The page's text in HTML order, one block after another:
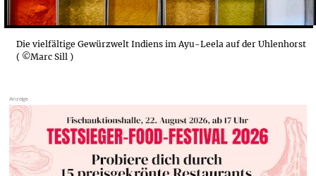
Die vielfältige Gewürzwelt Indiens im Ayu-Leela auf der Uhlenhorst
( ©Marc Sill )